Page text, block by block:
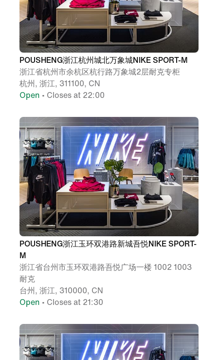
POUSHENG浙江杭州城北万象城NIKE SPORT-M
浙江省杭州市余杭区杭行路万象城2层耐克专柜
杭州, 浙江, 311100, CN
Open • Closes at 22:00
POUSHENG浙江玉环双港路新城吾悦NIKE SPORT-
M
浙江省台州市玉环双港路吾悦广场一楼 1002 1003
耐克
台州, 浙江, 310000, CN
Open • Closes at 21:30